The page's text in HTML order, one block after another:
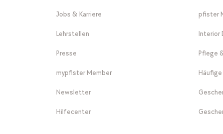
Jobs & Karriere
Lehrstellen
Presse
mypfister Member
Newsletter
Hilfecenter
pfister
Interior
Pflege
Häufige